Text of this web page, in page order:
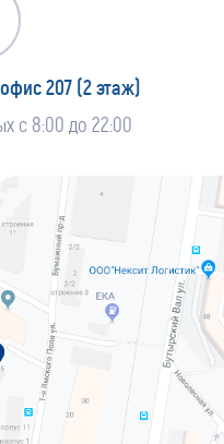
207 (2 этаж)
с 8:00 до 22:00